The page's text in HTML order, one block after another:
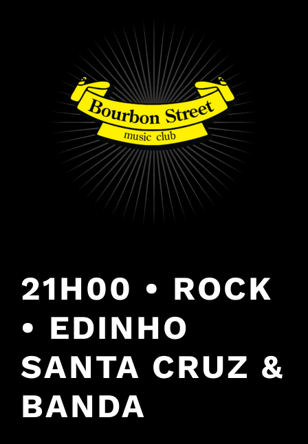
21H00 • ROCK
• EDINHO
SANTA CRUZ &
BANDA